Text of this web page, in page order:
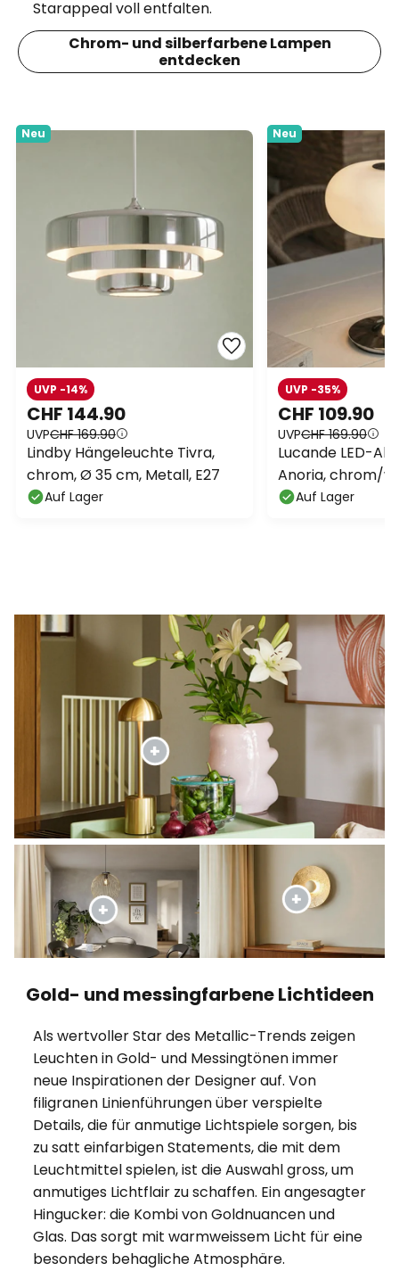
Starappeal voll entfalten.
Chrom- und silberfarbene Lampen
entdecken
Neu
CHF 144.90
UVPCHF 169.90
UVP -14%
Lindby Hängeleuchte Tivra,
chrom, Ø 35 cm, Metall, E27
Auf Lager
Neu
CHF 109.90
UVPCHF 169.90
UVP -35%
Lucande LED-
Anoria, chrom/
USBAuf Lager
Gold- und messingfarbene Lichtideen
Als wertvoller Star des Metallic-Trends zeigen
Leuchten in Gold- und Messingtönen immer
neue Inspirationen der Designer auf. Von
filigranen Linienführungen über verspielte
Details, die für anmutige Lichtspiele sorgen, bis
zu satt einfarbigen Statements, die mit dem
Leuchtmittel spielen, ist die Auswahl gross, um
anmutiges Lichtflair zu schaffen. Ein angesagter
Hingucker: die Kombi von Goldnuancen und
Glas. Das sorgt mit warmweissem Licht für eine
besonders behagliche Atmosphäre.